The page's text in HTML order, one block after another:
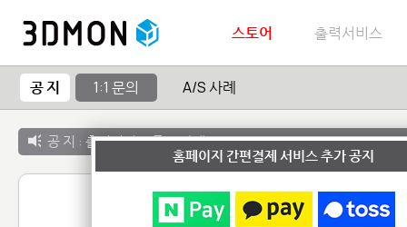
스토어 출력서비스
공 지 1:1 문의 A/S 사례
공 지 : 출력서비스 종료 안내
1:1 문
홈페이지 간편결제 서비스 추가 공지